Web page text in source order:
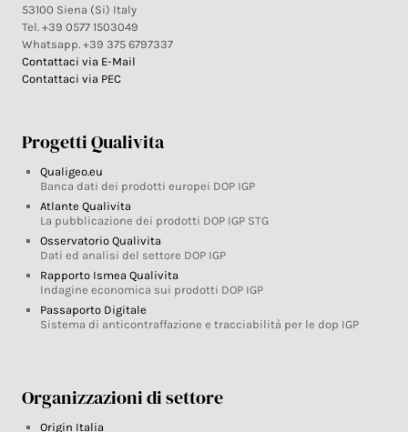
53100 Siena (Si) Italy
Tel. +39 0577 1503049
Whatsapp. +39 375 6797337
Contattaci via E-Mail
Contattaci via PEC
Progetti Qualivita
Qualigeo.eu
Banca dati dei prodotti europei DOP IGP
Atlante Qualivita
La pubblicazione dei prodotti DOP IGP STG
Osservatorio Qualivita
Dati ed analisi del settore DOP IGP
Rapporto Ismea Qualivita
Indagine economica sui prodotti DOP IGP
Passaporto Digitale
Sistema di anticontraffazione e tracciabilità per le dop IGP
Organizzazioni di settore
Origin Italia